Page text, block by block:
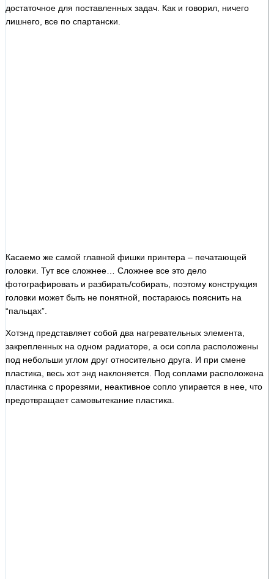
достаточное для поставленных задач. Как и говорил, ничего
лишнего, все по спартански.
Касаемо же самой главной фишки принтера – печатающей
головки. Тут все сложнее… Сложнее все это дело
фотографировать и разбирать/собирать, поэтому конструкция
головки может быть не понятной, постараюсь пояснить на
“пальцах”.
Хотэнд представляет собой два нагревательных элемента,
закрепленных на одном радиаторе, а оси сопла расположены
под небольши углом друг относительно друга. И при смене
пластика, весь хот энд наклоняется. Под соплами расположена
пластинка с прорезями, неактивное сопло упирается в нее, что
предотвращает самовытекание пластика.